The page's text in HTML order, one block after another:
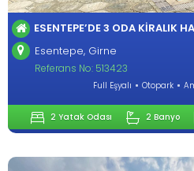
ESENTEPE’DE 3 ODA KIRALIK
Esentepe, Girne
Referans No: 513423
Full Eşyalı Otopark
2 Yatak Odası 2 Banyo